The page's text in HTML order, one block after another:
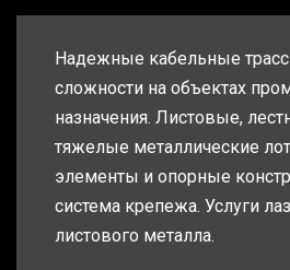
Надежные кабельные
сложности на объектах
назначения. Листовые,
тяжелые металлические
элементы и опорные
система крепежа. Услуги
листового металла.